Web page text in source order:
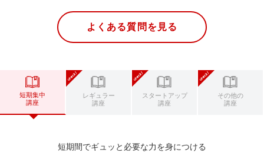
よくある質問を見る
短期集中
講座
レギュラー
講座
スタートアップ
講座
その他の
講座
短期間でギュッと必要な力を身につける